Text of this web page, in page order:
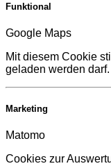
Funktional
Google Maps
Mit diesem Cookie
geladen werden darf.
Marketing
Matomo
Cookies zur